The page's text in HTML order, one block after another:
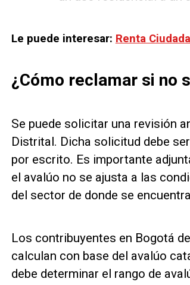
Le puede interesar: Renta
¿Cómo reclamar si no
Se puede solicitar una revisión
Distrital. Dicha solicitud debe
por escrito. Es importante
el avalúo no se ajusta a las
del sector de donde se
Los contribuyentes en Bogotá
calculan con base del avalúo
debe determinar el rango de